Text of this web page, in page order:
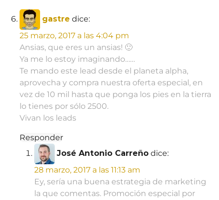
gastre dice:
25 marzo, 2017 a las 4:04 pm
Ansias, que eres un ansias! 🙂
Ya me lo estoy imaginando……
Te mando este lead desde el planeta alpha,
aprovecha y compra nuestra oferta especial, en
vez de 10 mil hasta que ponga los pies en la tierra
lo tienes por sólo 2500.
Vivan los leads
Responder
José Antonio Carreño dice:
28 marzo, 2017 a las 11:13 am
Ey, sería una buena estrategia de marketing
la que comentas. Promoción especial por